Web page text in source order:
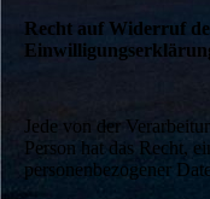
Recht auf Widerruf
Jede von der
Person hat das Recht,
personenbezogener